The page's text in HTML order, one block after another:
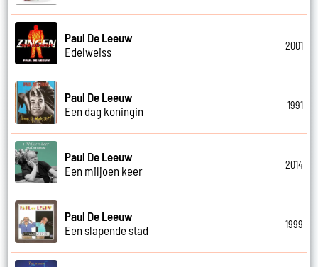
Paul De Leeuw
Edelweiss
2001
Paul De Leeuw
Een dag koningin
1991
Paul De Leeuw
Een miljoen keer
2014
Paul De Leeuw
Een slapende stad
1999